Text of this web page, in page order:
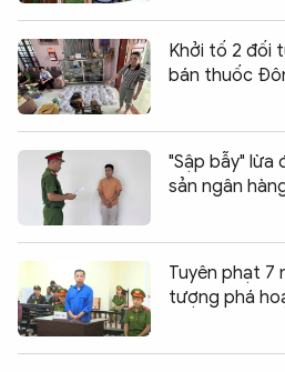
Khởi tố 2 đối
bán thuốc
"Sập bẫy" lừa
sản ngân
Tuyên phạt 7
tượng phá